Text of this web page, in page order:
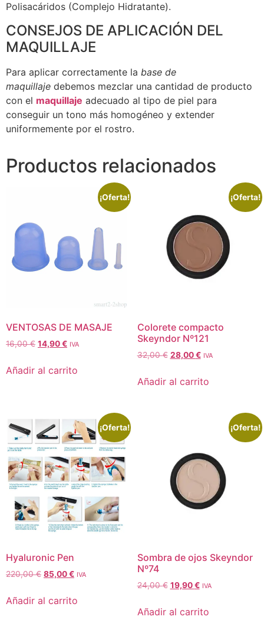
Polisacáridos (Complejo Hidratante).
CONSEJOS DE APLICACIÓN DEL
MAQUILLAJE
Para aplicar correctamente la base de
maquillaje debemos mezclar una cantidad de producto
con el maquillaje adecuado al tipo de piel para
conseguir un tono más homogéneo y extender
uniformemente por el rostro.
Productos relacionados
¡Oferta!
VENTOSAS DE MASAJE
16,00€ 14,90€ IVA
Añadir al carrito
¡Oferta!
Colorete compacto
Skeyndor Nº121
32,00€ 28,00€ IVA
Añadir al carrito
¡Oferta!
Hyaluronic Pen
220,00€ 85,00€ IVA
Añadir al carrito
¡Oferta!
Sombra de ojos Skeyndor
Nº74
24,00€ 19,90€ IVA
Añadir al carrito